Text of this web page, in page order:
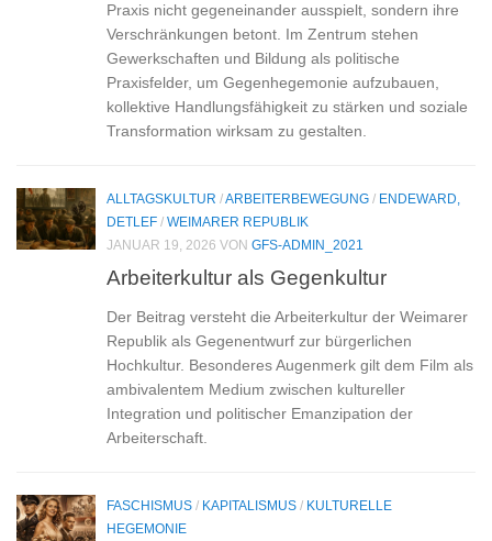
Praxis nicht gegeneinander ausspielt, sondern ihre
Verschränkungen betont. Im Zentrum stehen
Gewerkschaften und Bildung als politische
Praxisfelder, um Gegenhegemonie aufzubauen,
kollektive Handlungsfähigkeit zu stärken und soziale
Transformation wirksam zu gestalten.
ALLTAGSKULTUR /ARBEITERBEWEGUNG / ENDEWARD,
DETLEF / WEIMARER REPUBLIK
JANUAR 19, 2026 VON GFS-ADMIN_2021
Arbeiterkultur als Gegenkultur
Der Beitrag versteht die Arbeiterkultur der Weimarer
Republik als Gegenentwurf zur bürgerlichen
Hochkultur. Besonderes Augenmerk gilt dem Film als
ambivalentem Medium zwischen kultureller
Integration und politischer Emanzipation der
Arbeiterschaft.
FASCHISMUS / KAPITALISMUS / KULTURELLE
HEGEMONIE